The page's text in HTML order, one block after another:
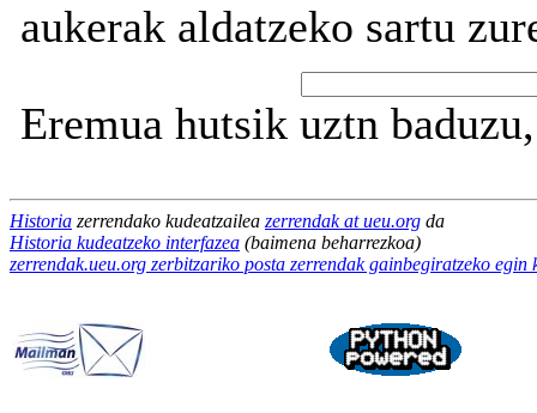
aukerak aldatzeko sartu
Eremua hutsik uztn
Historia zerrendako kudeatzailea zerrendak at ueu.org da
Historia kudeatzeko interfazea (baimena beharrezkoa)
zerrendak.ueu.org zerbitzariko posta zerrendak gainbegiratzeko egin